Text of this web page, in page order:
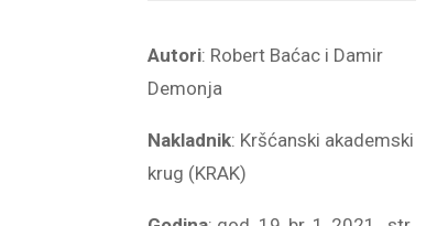
Autori: Robert Baćac i Damir
Demonja
Nakladnik: Kršćanski akademski
krug (KRAK)